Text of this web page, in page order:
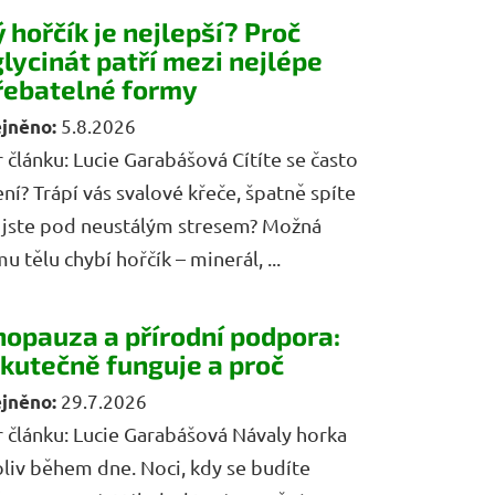
hořčík je nejlepší? Proč
patří mezi nejlépe
formy
5.8.2026
Lucie Garabášová Cítíte se často
Trápí vás svalové křeče, špatně spíte
pod neustálým stresem? Možná
tělu chybí hořčík – minerál, ...
a přírodní podpora:
funguje a proč
29.7.2026
Lucie Garabášová Návaly horka
během dne. Noci, kdy se budíte